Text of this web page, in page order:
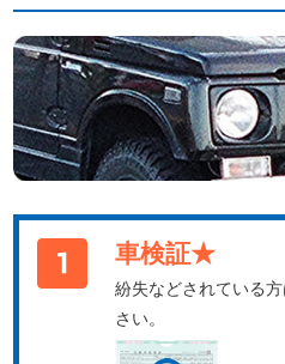
車検証★
紛失などされている
さい。